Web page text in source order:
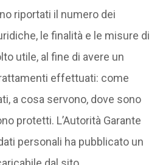
riportati il numero dei
le finalità e le misure di
utile, al fine di avere un
effettuati: come
a cosa servono, dove sono
protetti. L’Autorità Garante
personali ha pubblicato un